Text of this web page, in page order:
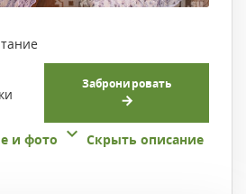
Забронировать
и фото
Скрыть описание